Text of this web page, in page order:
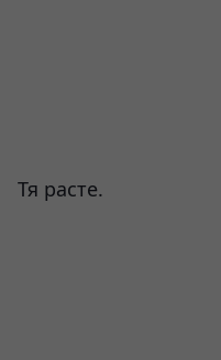
Тя расте.